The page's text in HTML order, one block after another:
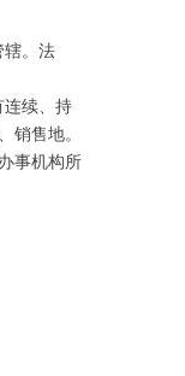
辖。法
连续、持
销售地。
事机构所